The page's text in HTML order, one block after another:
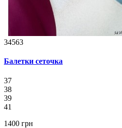
34563
Балетки сеточка
37
38
39
41
1400 грн